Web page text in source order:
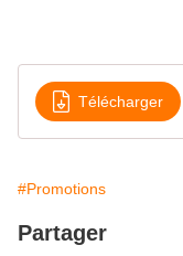
Télécharger
#Promotions
Partager